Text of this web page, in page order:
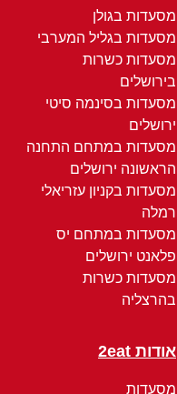
מסעדות בגולן
מסעדות בגליל המערבי
מסעדות כשרות
בירושלים
מסעדות בסינמה סיטי
ירושלים
מסעדות במתחם התחנה
הראשונה ירושלים
מסעדות בקניון עזריאלי
רמלה
מסעדות במתחם יס
פלאנט ירושלים
מסעדות כשרות
בהרצליה
אודות 2eat
מסעדות